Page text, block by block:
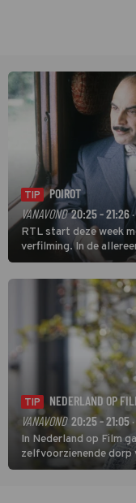
TIP
POIROT
VANAVOND 20:25 - 21:26
RTL start deze week
verfilming. In de
speurder op zoek naar
verwikkeld in een
TIP
NEDERLAND OP
VANAVOND 20:25 - 21:05
In Nederland op Film
zelfvoorzienende dorp
Daniëls de kijkers